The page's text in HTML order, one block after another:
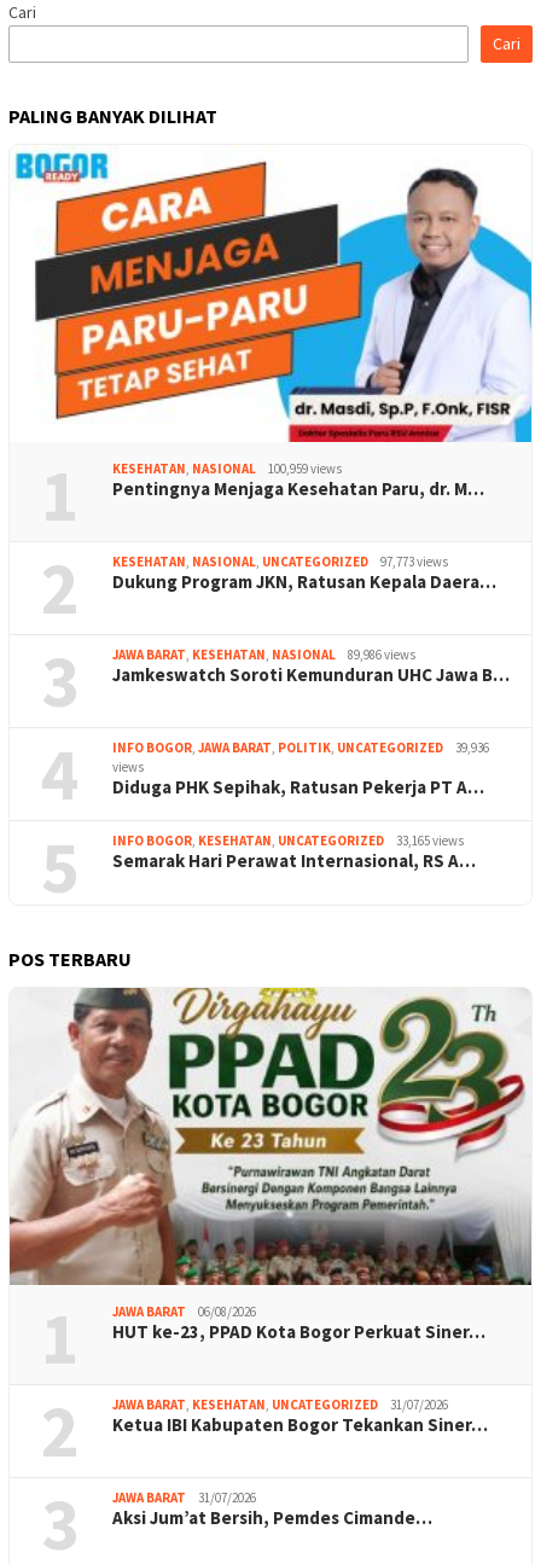
Cari
Cari
PALING BANYAK DILIHAT
1 KESEHATAN, NASIONAL 100,959 views
Pentingnya Menjaga Kesehatan Paru, dr. M…
2 KESEHATAN, NASIONAL, UNCATEGORIZED 97,773 views
Dukung Program JKN, Ratusan Kepala Daera…
3 JAWA BARAT, KESEHATAN, NASIONAL 89,986 views
Jamkeswatch Soroti Kemunduran UHC Jawa B…
4 INFO BOGOR, JAWA BARAT, POLITIK, UNCATEGORIZED
39,936
views
Diduga PHK Sepihak, Ratusan Pekerja PT A…
5 INFO BOGOR, KESEHATAN, UNCATEGORIZED 33,165 views
Semarak Hari Perawat Internasional, RS A…
POS TERBARU
1 JAWA BARAT 06/08/2026
HUT ke-23, PPAD Kota Bogor Perkuat Siner…
2 JAWA BARAT, KESEHATAN, UNCATEGORIZED 31/07/2026
Ketua IBI Kabupaten Bogor Tekankan Siner…
3 JAWA BARAT 31/07/2026
Aksi Jum’at Bersih, Pemdes Cimande…